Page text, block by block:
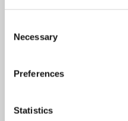
Selection
Necessary
Preferences
Statistics